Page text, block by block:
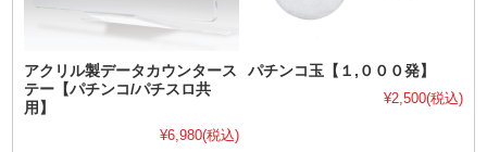
アクリル製データカウンタース
テー【パチンコ/パチスロ共
用】
¥6,980(税込)
パチンコ玉【１,０００発】
¥2,500(税込)